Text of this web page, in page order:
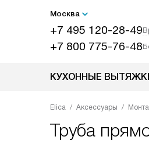
Москва
+7 495 120-28-49
+7 800 775-76-48
КУХОННЫЕ
Elica Аксессуары
Труба